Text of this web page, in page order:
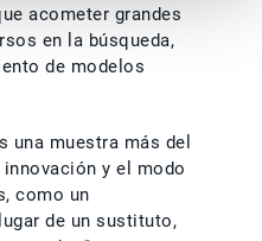
acometer grandes
en la búsqueda,
de modelos
una muestra más del
y el modo
como un
de un sustituto,